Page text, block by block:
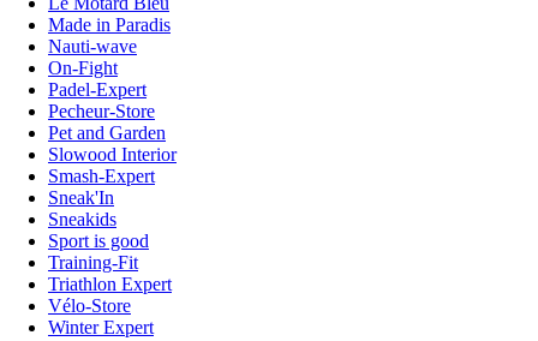
Made in Paradis
Nauti-wave
On-Fight
Padel-Expert
Pecheur-Store
Pet and Garden
Slowood Interior
Smash-Expert
Sneak'In
Sneakids
Sport is good
Training-Fit
Triathlon Expert
Vélo-Store
Winter Expert